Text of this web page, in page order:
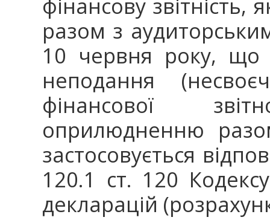
фінансову
разом з
10 червня року, що
неподання
фінансової
оприлюдненню
застосовується
120.1 ст. 120
декларацій